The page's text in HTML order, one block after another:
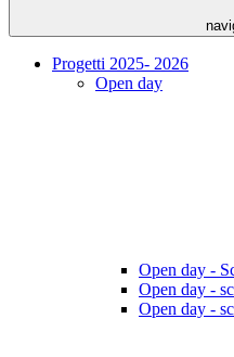
Progetti 2025- 2026
Open day
Open day -
Open day -
Open day -